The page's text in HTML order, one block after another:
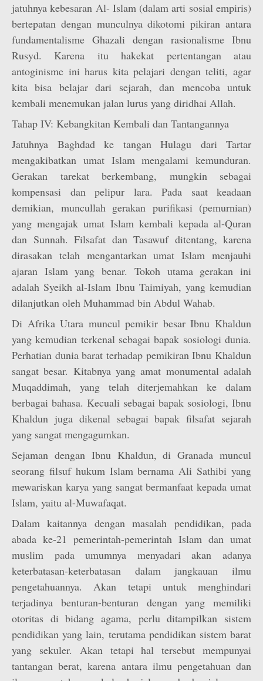
jatuhnya kebesaran Al- Islam (dalam arti sosial empiris)
bertepatan dengan munculnya dikotomi pikiran antara
fundamentalisme Ghazali dengan rasionalisme Ibnu
Rusyd. Karena itu hakekat pertentangan atau
antoginisme ini harus kita pelajari dengan teliti, agar
kita bisa belajar dari sejarah, dan mencoba untuk
kembali menemukan jalan lurus yang diridhai Allah.
Tahap IV: Kebangkitan Kembali dan Tantangannya
Jatuhnya Baghdad ke tangan Hulagu dari Tartar
mengakibatkan umat Islam mengalami kemunduran.
Gerakan tarekat berkembang, mungkin sebagai
kompensasi dan pelipur lara. Pada saat keadaan
demikian, muncullah gerakan purifikasi (pemurnian)
yang mengajak umat Islam kembali kepada al-Quran
dan Sunnah. Filsafat dan Tasawuf ditentang, karena
dirasakan telah mengantarkan umat Islam menjauhi
ajaran Islam yang benar. Tokoh utama gerakan ini
adalah Syeikh al-Islam Ibnu Taimiyah, yang kemudian
dilanjutkan oleh Muhammad bin Abdul Wahab.
Di Afrika Utara muncul pemikir besar Ibnu Khaldun
yang kemudian terkenal sebagai bapak sosiologi dunia.
Perhatian dunia barat terhadap pemikiran Ibnu Khaldun
sangat besar. Kitabnya yang amat monumental adalah
Muqaddimah, yang telah diterjemahkan ke dalam
berbagai bahasa. Kecuali sebagai bapak sosiologi, Ibnu
Khaldun juga dikenal sebagai bapak filsafat sejarah
yang sangat mengagumkan.
Sejaman dengan Ibnu Khaldun, di Granada muncul
seorang filsuf hukum Islam bernama Ali Sathibi yang
mewariskan karya yang sangat bermanfaat kepada umat
Islam, yaitu al-Muwafaqat.
Dalam kaitannya dengan masalah pendidikan, pada
abada ke-21 pemerintah-pemerintah Islam dan umat
muslim pada umumnya menyadari akan adanya
keterbatasan-keterbatasan dalam jangkauan ilmu
pengetahuannya. Akan tetapi untuk menghindari
terjadinya benturan-benturan dengan yang memiliki
otoritas di bidang agama, perlu ditampilkan sistem
pendidikan yang lain, terutama pendidikan sistem barat
yang sekuler. Akan tetapi hal tersebut mempunyai
tantangan berat, karena antara ilmu pengetahuan dan